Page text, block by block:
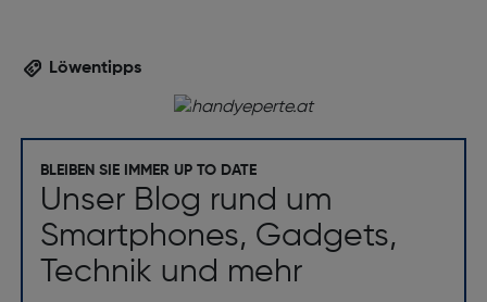
Löwentipps
BLEIBEN SIE IMMER UP TO DATE
Unser Blog rund um
Smartphones, Gadgets,
Technik und mehr